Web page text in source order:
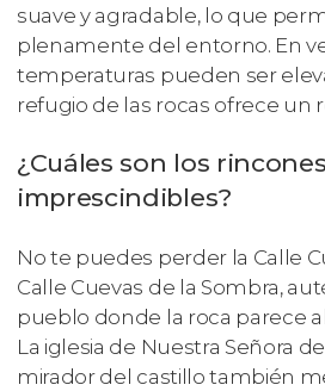
suave y agradable, lo que
plenamente del entorno. En
temperaturas pueden ser
refugio de las rocas ofrece un
¿Cuáles son los rincones
imprescindibles?
No te puedes perder la Calle
Calle Cuevas de la Sombra,
pueblo donde la roca parece
La iglesia de Nuestra Señora
mirador del castillo también